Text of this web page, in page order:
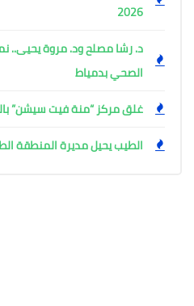
2026
د. رشا مصلح ود. مروة يحيى..
الصحي بدمياط
غلق مركز “منة فيت سيشن”
الطيب يحيل مديرة المنطقة